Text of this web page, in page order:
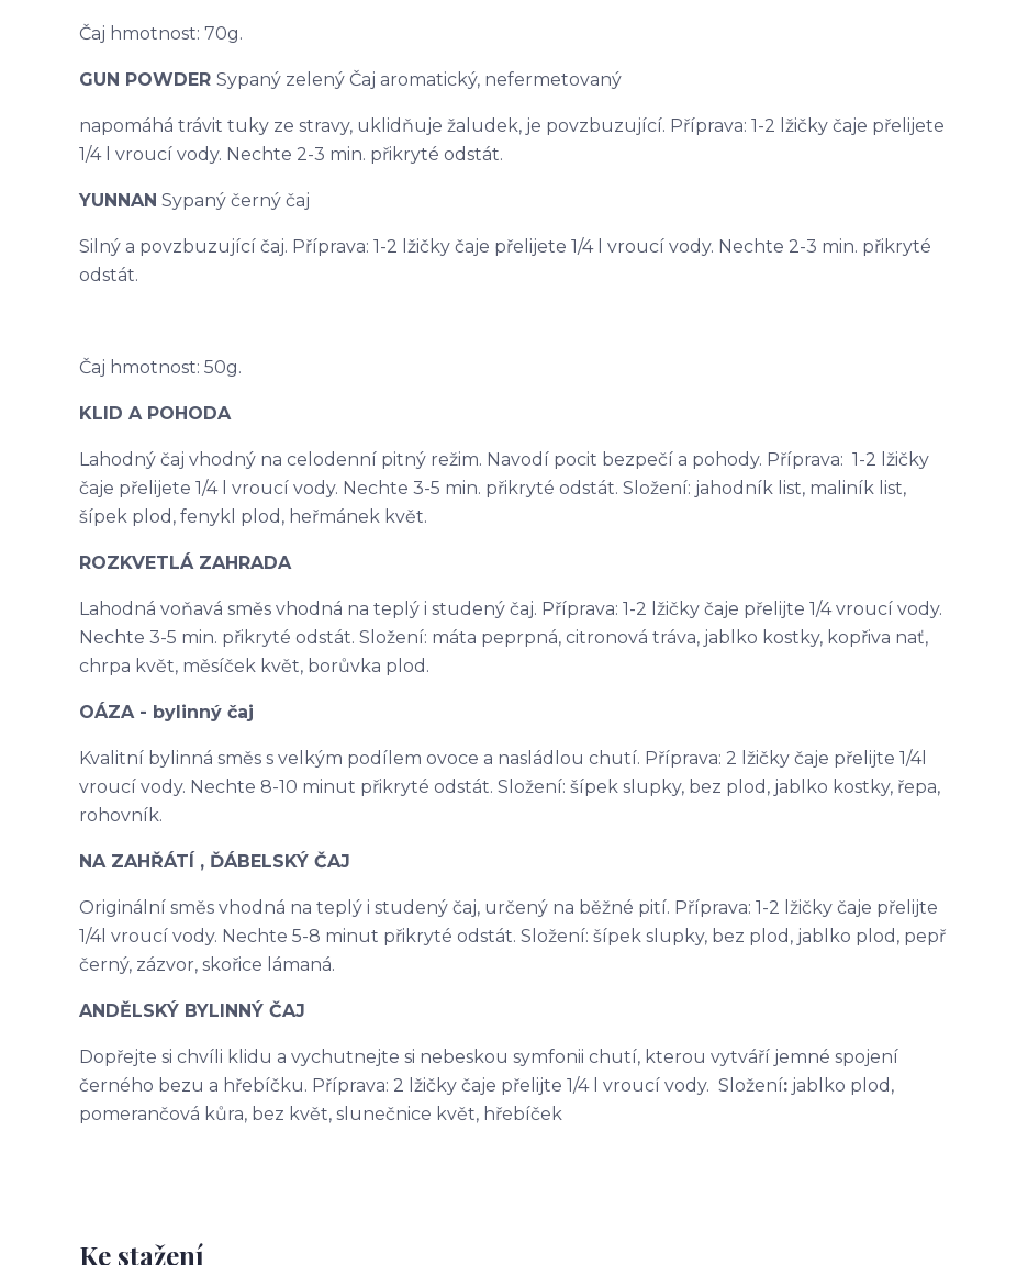
Čaj hmotnost: 70g.
GUN POWDER Sypaný zelený Čaj aromatický, nefermetovaný
napomáhá trávit tuky ze stravy, uklidňuje žaludek, je povzbuzující. Příprava: 1-2 lžičky čaje přelijete
1/4 l vroucí vody. Nechte 2-3 min. přikryté odstát.
YUNNAN Sypaný černý čaj
Silný a povzbuzující čaj. Příprava: 1-2 lžičky čaje přelijete 1/4 l vroucí vody. Nechte 2-3 min. přikryté
odstát.
Čaj hmotnost: 50g.
KLID A POHODA
Lahodný čaj vhodný na celodenní pitný režim. Navodí pocit bezpečí a pohody. Příprava: 1-2 lžičky
čaje přelijete 1/4 l vroucí vody. Nechte 3-5 min. přikryté odstát. Složení: jahodník list, maliník list,
šípek plod, fenykl plod, heřmánek květ.
ROZKVETLÁ ZAHRADA
Lahodná voňavá směs vhodná na teplý i studený čaj. Příprava: 1-2 lžičky čaje přelijte 1/4 vroucí vody.
Nechte 3-5 min. přikryté odstát. Složení: máta peprpná, citronová tráva, jablko kostky, kopřiva nať,
chrpa květ, měsíček květ, borůvka plod.
OÁZA - bylinný čaj
Kvalitní bylinná směs s velkým podílem ovoce a nasládlou chutí. Příprava: 2 lžičky čaje přelijte 1/4l
vroucí vody. Nechte 8-10 minut přikryté odstát. Složení: šípek slupky, bez plod, jablko kostky, řepa,
rohovník.
NA ZAHŘÁTÍ , ĎÁBELSKÝ ČAJ
Originální směs vhodná na teplý i studený čaj, určený na běžné pití. Příprava: 1-2 lžičky čaje přelijte
1/4l vroucí vody. Nechte 5-8 minut přikryté odstát. Složení: šípek slupky, bez plod, jablko plod, pepř
černý, zázvor, skořice lámaná.
ANDĚLSKÝ BYLINNÝ ČAJ
Dopřejte si chvíli klidu a vychutnejte si nebeskou symfonii chutí, kterou vytváří jemné spojení
černého bezu a hřebíčku. Příprava: 2 lžičky čaje přelijte 1/4 l vroucí vody. Složení: jablko plod,
pomerančová kůra, bez květ, slunečnice květ, hřebíček
Ke stažení